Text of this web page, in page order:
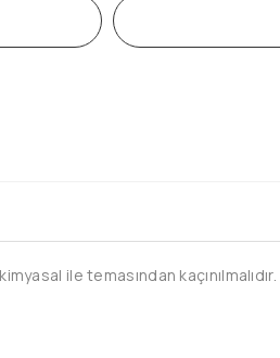
ile temasından kaçınılmalıdır.